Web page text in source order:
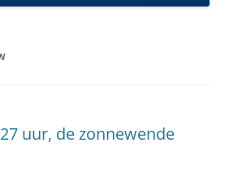
uur, de zonnewende